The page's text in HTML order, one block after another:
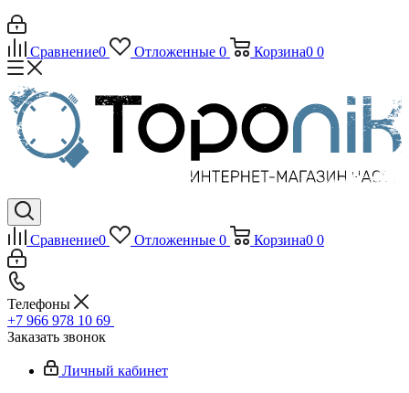
Сравнение0 Отложенные 0 Корзина0 0
Сравнение0 Отложенные 0 Корзина0 0
Телефоны
+7 966 978 10 69
Заказать звонок
Личный кабинет